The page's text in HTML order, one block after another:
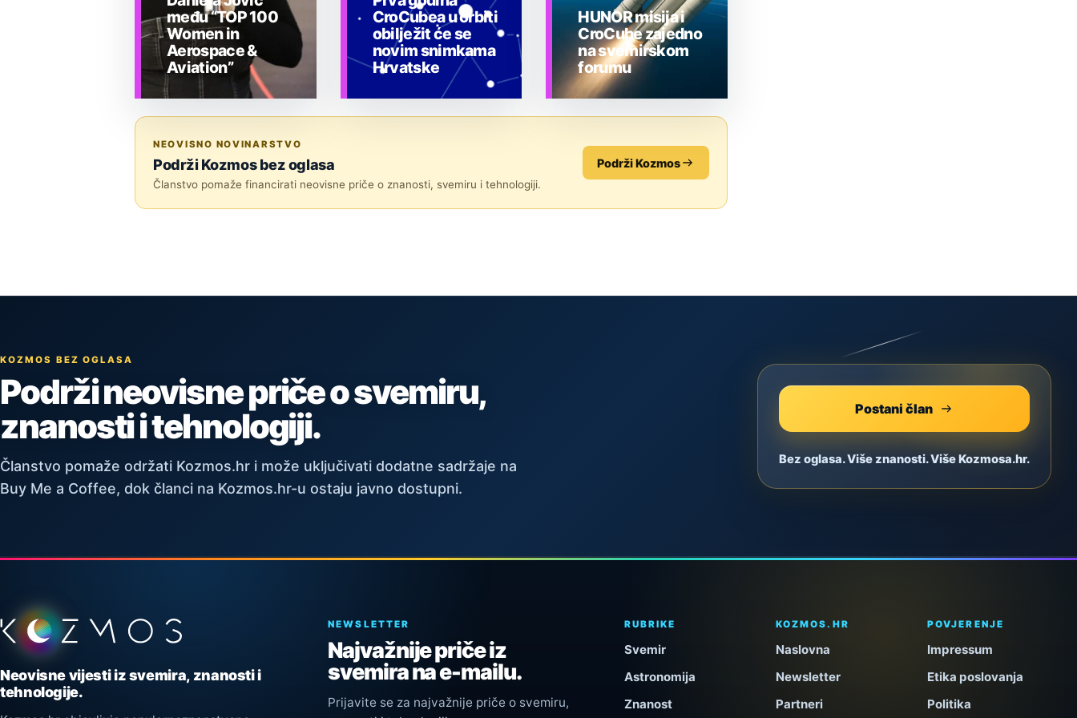
HRVATSKOJ
među “TOP 100
Women in
Aerospace &
Aviation”
CroCubea u orbiti
obilježit će se
novim snimkama
Hrvatske
HUNOR misija i
CroCube zajedno
na svemirskom
forumu
NEOVISNO NOVINARSTVO
Podrži Kozmos bez oglasa
Članstvo pomaže financirati neovisne priče o znanosti, svemiru i tehnologiji.
Podrži Kozmos
KOZMOS BEZ OGLASA
Podrži neovisne priče o svemiru,
znanosti i tehnologiji.
Članstvo pomaže održati Kozmos.hr i može uključivati dodatne sadržaje na
Buy Me a Coffee, dok članci na Kozmos.hr-u ostaju javno dostupni.
Postani član
Bez oglasa. Više znanosti. Više Kozmosa.hr.
Podnožje stranice
Neovisne vijesti iz svemira, znanosti i
tehnologije.
NEWSLETTER
Najvažnije priče iz
svemira na e-mailu.
Prijavite se za najvažnije priče o svemiru,
RUBRIKE
Svemir
Astronomija
Znanost
KOZMOS.HR
Naslovna
Newsletter
Partneri
POVJERENJE
Impressum
Etika poslovanja
Politika